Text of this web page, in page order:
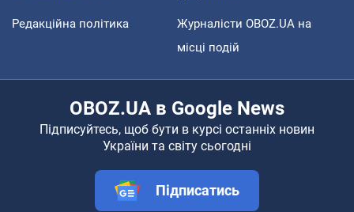
Редакційна політика
Журналісти OBOZ.UA на
місці подій
OBOZ.UA в Google News
Підписуйтесь, щоб бути в курсі останніх новин
України та світу сьогодні
Підписатись